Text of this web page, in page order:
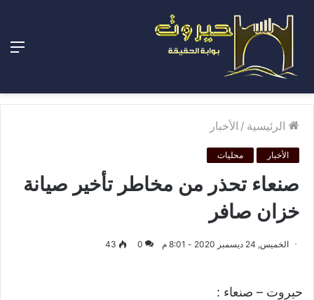
الرئيسية / الأخبار
الأخبار محليات
صنعاء تحذر من مخاطر تأخير صيانة
خزان صافر
الخميس, 24 ديسمبر 2020 - 8:01 م 0
43
حيروت – صنعاء :